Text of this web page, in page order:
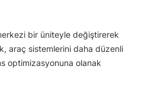
bir üniteyle değiştirerek
araç sistemlerini daha düzenli
optimizasyonuna olanak